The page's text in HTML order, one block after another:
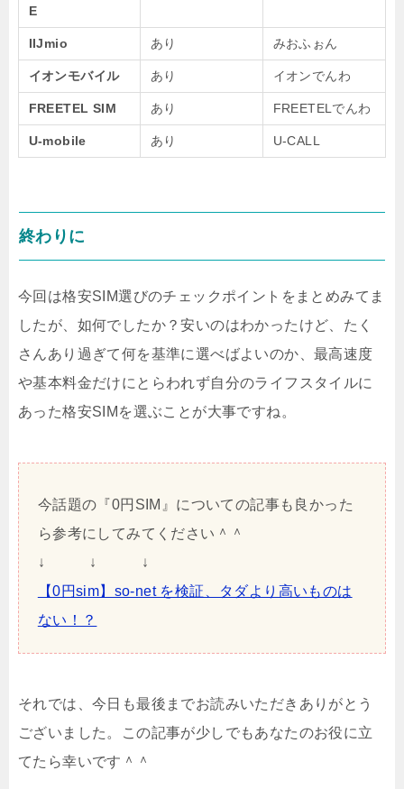
E
IIJmio あり みおふぉん
イオンモバイル あり イオンでんわ
FREETEL SIM あり FREETELでんわ
U-mobile あり U-CALL
終わりに
今回は格安SIM選びのチェックポイントをまとめみてま
したが、如何でしたか？安いのはわかったけど、たく
さんあり過ぎて何を基準に選べばよいのか、最高速度
や基本料金だけにとらわれず自分のライフスタイルに
あった格安SIMを選ぶことが大事ですね。
今話題の『0円SIM』についての記事も良かった
ら参考にしてみてください＾＾
↓ ↓ ↓
【0円sim】so-net を検証、タダより高いものは
ない！？
それでは、今日も最後までお読みいただきありがとう
ございました。この記事が少しでもあなたのお役に立
てたら幸いです＾＾